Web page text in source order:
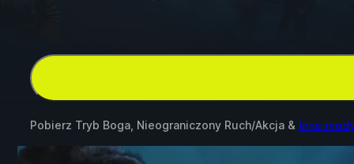
Pobierz Tryb Boga, Nieograniczony Ruch/Akcja & Inne